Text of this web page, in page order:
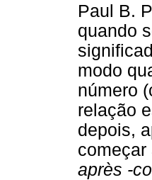
Paul B.
quando
modo
número
relação
depois,
começar
après -